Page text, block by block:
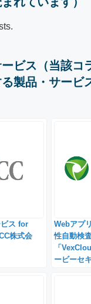
ビス（当該コ
製品・サービ
ス for
株式会
Webアプ
性自動検
「
ービーセ